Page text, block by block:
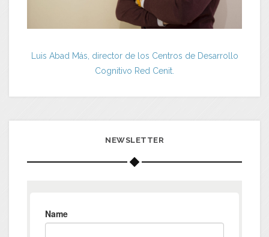
Luis Abad Más, director de los Centros de Desarrollo
Cognitivo Red Cenit.
NEWSLETTER